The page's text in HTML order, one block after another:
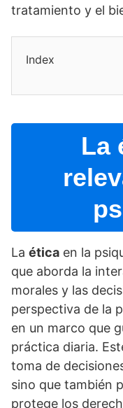
tratamiento y el
Index
La
La ética en la
que aborda la
morales y las
perspectiva de la
en un marco que
práctica diaria.
toma de
sino que también
protege los